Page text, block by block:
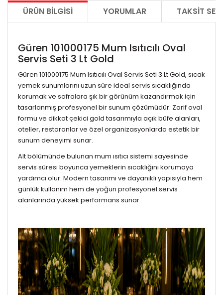
ÜRÜN BILGISI YORUMLAR TAKSIT
Güren 101000175 Mum Isıtıcılı Oval
Servis Seti 3 Lt Gold
Güren 101000175 Mum Isıtıcılı Oval Servis Seti 3 Lt Gold, sıcak
yemek sunumlarını uzun süre ideal servis sıcaklığında
korumak ve sofralara şık bir görünüm kazandırmak için
tasarlanmış profesyonel bir sunum çözümüdür. Zarif oval
formu ve dikkat çekici gold tasarımıyla açık büfe alanları,
oteller, restoranlar ve özel organizasyonlarda estetik bir
sunum deneyimi sunar.
Alt bölümünde bulunan mum ısıtıcı sistemi sayesinde
servis süresi boyunca yemeklerin sıcaklığını korumaya
yardımcı olur. Modern tasarımı ve dayanıklı yapısıyla hem
günlük kullanım hem de yoğun profesyonel servis
alanlarında yüksek performans sunar.